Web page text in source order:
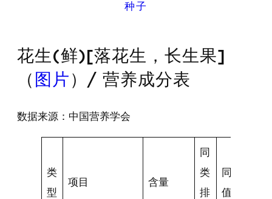
种子
花生(鲜)[落花生，长生果]
（ 图片 ）/ 营养成分表
数据来源：中国营养学会
类
型
项目 含量
同
类
排
同类均
值